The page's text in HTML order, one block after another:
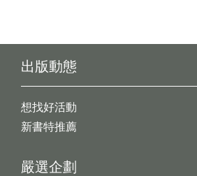
出版動態
想找好活動
新書特推薦
嚴選企劃